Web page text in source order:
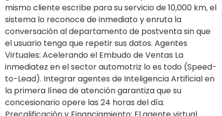
mismo cliente escribe para su servicio de 10,000 km, el
sistema lo reconoce de inmediato y enruta la
conversación al departamento de postventa sin que
el usuario tenga que repetir sus datos. Agentes
Virtuales: Acelerando el Embudo de Ventas La
inmediatez en el sector automotriz lo es todo (Speed-
to-Lead). Integrar agentes de Inteligencia Artificial en
la primera línea de atención garantiza que su
concesionario opere las 24 horas del día.